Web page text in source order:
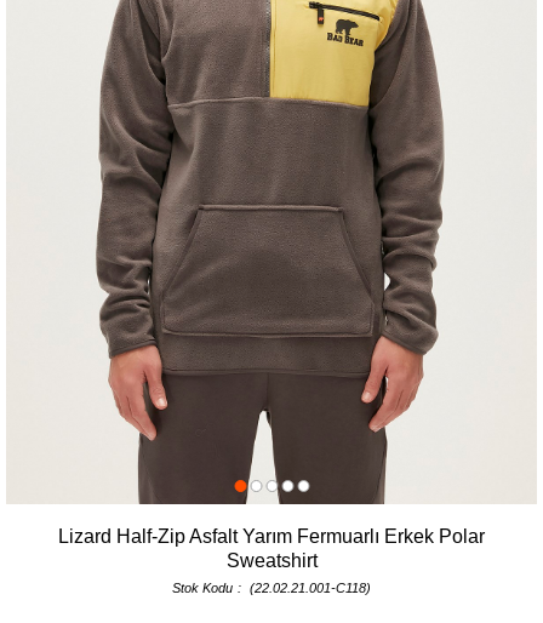
Lizard Half-Zip Asfalt Yarım Fermuarlı Erkek Polar
Sweatshirt
Stok Kodu (22.02.21.001-C118)